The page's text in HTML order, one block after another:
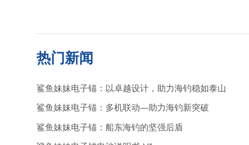
热门新闻
鲨鱼妹妹电子锚：以卓越设计，助力海钓稳如泰山
鲨鱼妹妹电子锚：多机联动—助力海钓新突破
鲨鱼妹妹电子锚：船东海钓的坚强后盾